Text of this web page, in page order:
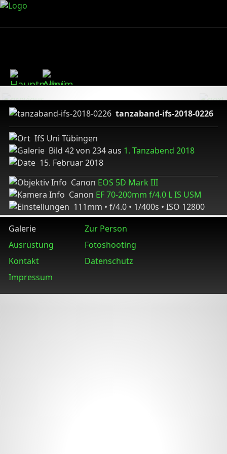
tanzaband-ifs-2018-0226
IfS Uni Tübingen
Bild 42 von 234 aus 1. Tanzabend 2018
15. Februar 2018
Canon EOS 5D Mark III
Canon EF 70-200mm f/4.0 L IS USM
111mm • f/4.0 • 1/400s • ISO 12800
Galerie
Zur Person
Ausrüstung
Fotoshooting
Kontakt
Datenschutz
Impressum